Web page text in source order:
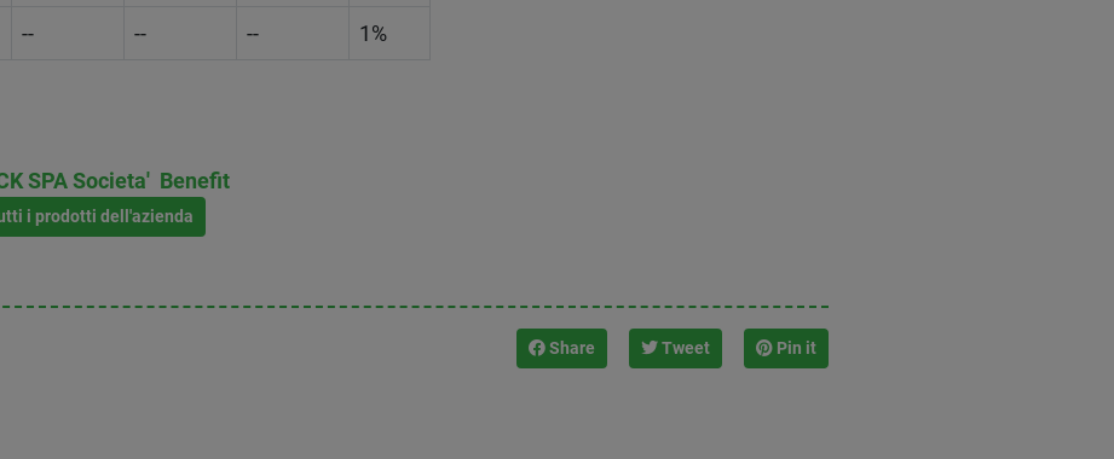
-- -- -- 1%
SPA Societa' Benefit
i prodotti dell'azienda
Share Tweet Pin it